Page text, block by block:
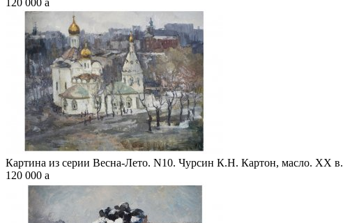
120 000 a
Картина из серии Весна-Лето. N10. Чурсин К.Н. Картон, масло. XX в.
120 000 a